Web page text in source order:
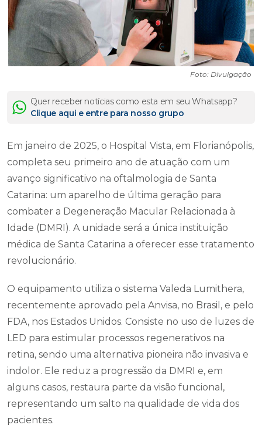
Foto: Divulgação
Quer receber notícias como esta em seu Whatsapp?
Clique aqui e entre para nosso grupo
Em janeiro de 2025, o Hospital Vista, em Florianópolis,
completa seu primeiro ano de atuação com um
avanço significativo na oftalmologia de Santa
Catarina: um aparelho de última geração para
combater a Degeneração Macular Relacionada à
Idade (DMRI). A unidade será a única instituição
médica de Santa Catarina a oferecer esse tratamento
revolucionário.
O equipamento utiliza o sistema Valeda Lumithera,
recentemente aprovado pela Anvisa, no Brasil, e pelo
FDA, nos Estados Unidos. Consiste no uso de luzes de
LED para estimular processos regenerativos na
retina, sendo uma alternativa pioneira não invasiva e
indolor. Ele reduz a progressão da DMRI e, em
alguns casos, restaura parte da visão funcional,
representando um salto na qualidade de vida dos
pacientes.